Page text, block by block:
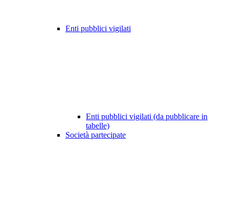
Enti pubblici vigilati
Enti pubblici vigilati (da pubblicare in
tabelle)
Società partecipate